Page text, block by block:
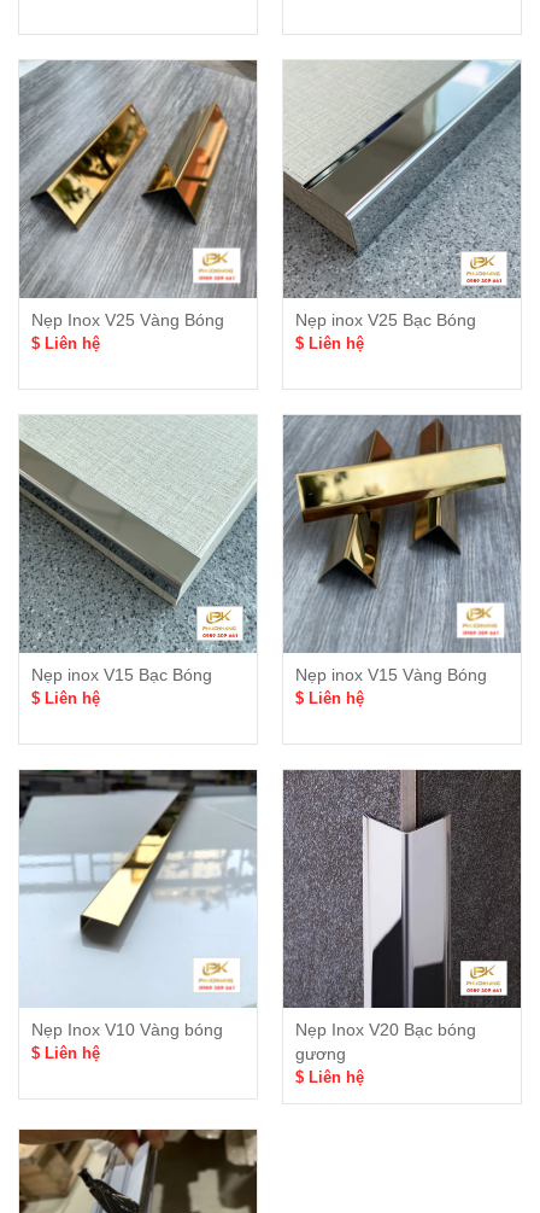
Nẹp Inox V25 Vàng Bóng
$ Liên hệ
Nẹp inox V25 Bạc Bóng
$ Liên hệ
Nẹp inox V15 Bạc Bóng
$ Liên hệ
Nẹp inox V15 Vàng Bóng
$ Liên hệ
Nẹp Inox V10 Vàng bóng
$ Liên hệ
Nẹp Inox V20 Bạc bóng
gương
$ Liên hệ